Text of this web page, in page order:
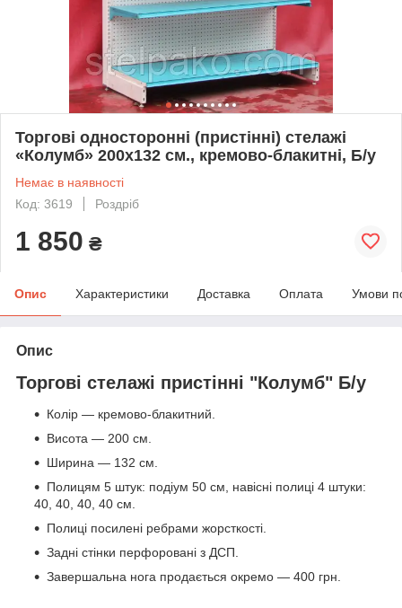
Торгові односторонні (пристінні) стелажі
«Колумб» 200х132 см., кремово-блакитні, Б/у
Немає в наявності
Код: 3619
Роздріб
1 850 ₴
Опис Характеристики Доставка Оплата Умови
Опис
Торгові стелажі пристінні "Колумб" Б/у
Колір — кремово-блакитний.
Висота — 200 см.
Ширина — 132 см.
Полицям 5 штук: подіум 50 см, навісні полиці 4 штуки:
40, 40, 40, 40 см.
Полиці посилені ребрами жорсткості.
Задні стінки перфоровані з ДСП.
Завершальна нога продається окремо — 400 грн.